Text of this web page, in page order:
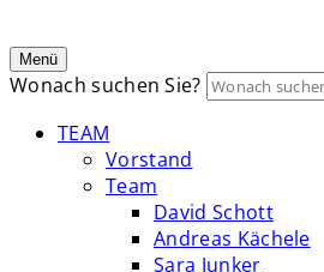
Menü
Wonach suchen Sie?
TEAM
Vorstand
Team
David Schott
Andreas Kächele
Sara Junker